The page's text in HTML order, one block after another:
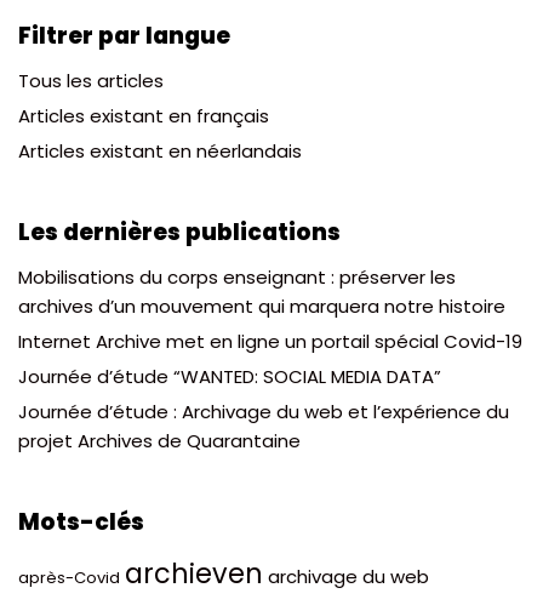
Filtrer par langue
Tous les articles
Articles existant en français
Articles existant en néerlandais
Les dernières publications
Mobilisations du corps enseignant : préserver les
archives d’un mouvement qui marquera notre histoire
Internet Archive met en ligne un portail spécial Covid-19
Journée d’étude “WANTED: SOCIAL MEDIA DATA”
Journée d’étude : Archivage du web et l’expérience du
projet Archives de Quarantaine
Mots-clés
après-Covid archieven archivage du web